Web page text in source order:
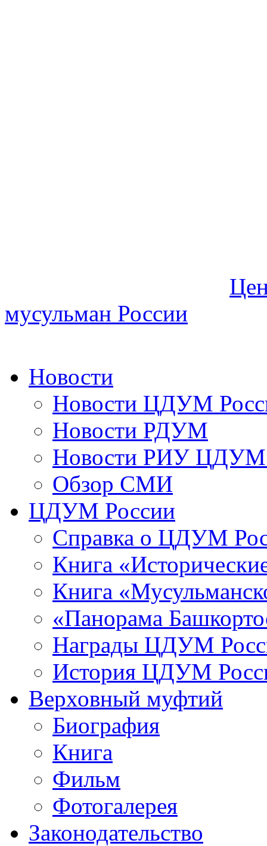
мусульман России
Новости
Новости ЦДУМ
Новости РДУМ
Новости РИУ ЦДУМ
Обзор СМИ
ЦДУМ России
Справка о ЦДУМ
Книга
Книга
«Панорама
Награды ЦДУМ
История ЦДУМ
Верховный муфтий
Биография
Книга
Фильм
Фотогалерея
Законодательство